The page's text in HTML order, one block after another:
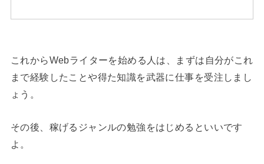
これからWebライターを始める人は、まずは自分がこれ
まで経験したことや得た知識を武器に仕事を受注しまし
ょう。
その後、稼げるジャンルの勉強をはじめるといいです
よ。